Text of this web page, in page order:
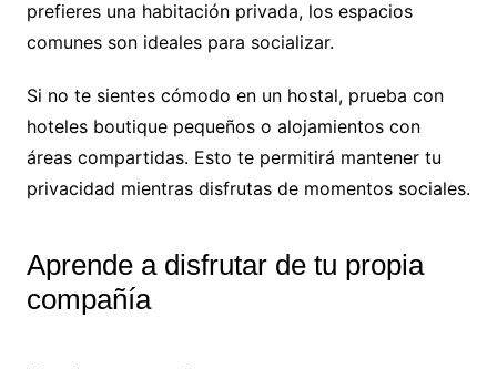
prefieres una habitación privada, los espacios
comunes son ideales para socializar.
Si no te sientes cómodo en un hostal, prueba con
hoteles boutique pequeños o alojamientos con
áreas compartidas. Esto te permitirá mantener tu
privacidad mientras disfrutas de momentos sociales.
Aprende a disfrutar de tu propia
compañía